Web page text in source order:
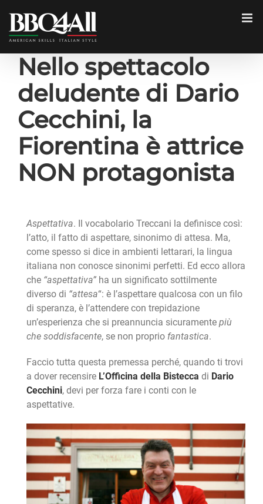
contenuto
Nello spettacolo
deludente di Dario
Cecchini, la
Fiorentina è attrice
NON protagonista
Aspettativa. Il vocabolario Treccani la definisce così:
l’atto, il fatto di aspettare, sinonimo di attesa. Ma,
come spesso si dice in ambienti lettarari, la lingua
italiana non conosce sinonimi perfetti. Ed ecco allora
che“aspettativa”ha un significato sottilmente
diverso di “attesa“: è l’aspettare qualcosa con un filo
di speranza, è l’attendere con trepidazione
un’esperienza che si preannuncia sicuramentepiù
che soddisfacente, se non propriofantastica.
Faccio tutta questa premessa perché, quando ti trovi
a dover recensire L’Officina della Bistecca di Dario
Cecchini, devi per forza fare i conti con le
aspettative.